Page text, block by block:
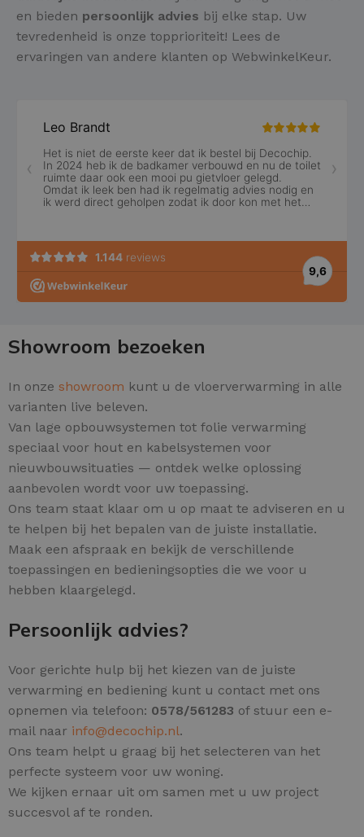
en bieden persoonlijk advies bij elke stap. Uw
tevredenheid is onze topprioriteit! Lees de
ervaringen van andere klanten op WebwinkelKeur.
Showroom bezoeken
In onze showroom kunt u de vloerverwarming in alle
varianten live beleven.
Van lage opbouwsystemen tot folie verwarming
speciaal voor hout en kabelsystemen voor
nieuwbouwsituaties — ontdek welke oplossing
aanbevolen wordt voor uw toepassing.
Ons team staat klaar om u op maat te adviseren en u
te helpen bij het bepalen van de juiste installatie.
Maak een afspraak en bekijk de verschillende
toepassingen en bedieningsopties die we voor u
hebben klaargelegd.
Persoonlijk advies?
Voor gerichte hulp bij het kiezen van de juiste
verwarming en bediening kunt u contact met ons
opnemen via telefoon: 0578/561283 of stuur een e-
mail naar info@decochip.nl.
Ons team helpt u graag bij het selecteren van het
perfecte systeem voor uw woning.
We kijken ernaar uit om samen met u uw project
succesvol af te ronden.